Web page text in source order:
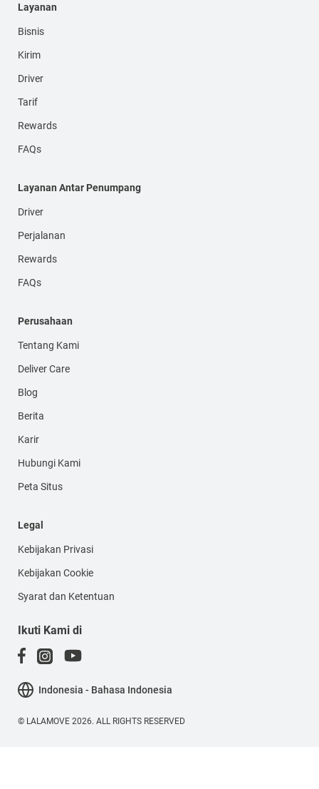
Layanan
Bisnis
Kirim
Driver
Tarif
Rewards
FAQs
Layanan Antar Penumpang
Driver
Perjalanan
Rewards
FAQs
Perusahaan
Tentang Kami
Deliver Care
Blog
Berita
Karir
Hubungi Kami
Peta Situs
Legal
Kebijakan Privasi
Kebijakan Cookie
Syarat dan Ketentuan
Ikuti Kami di
Indonesia - Bahasa Indonesia
© LALAMOVE 2026. ALL RIGHTS RESERVED